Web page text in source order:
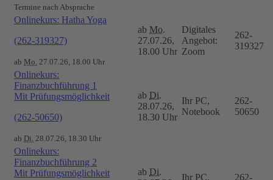
Termine nach Absprache
Onlinekurs: Hatha Yoga
(262-319327)
ab Mo. 27.07.26, 18.00 Uhr
ab Mo.
27.07.26,
18.00 Uhr
Digitales
Angebot:
Zoom
262-
319327
Onlinekurs:
Finanzbuchführung 1
Mit Prüfungsmöglichkeit
(262-50650)
ab Di. 28.07.26, 18.30 Uhr
ab Di.
28.07.26,
18.30 Uhr
Ihr PC,
Notebook
262-
50650
Onlinekurs:
Finanzbuchführung 2
Mit Prüfungsmöglichkeit
ab Di.
Ihr PC,
262-